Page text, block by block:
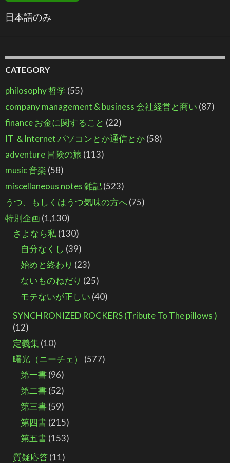
日本語のみ
CATEGORY
philosophy 哲学 (55)
company management & business 会社経営と商い (87)
finance お金に関すること (22)
IT ＆Internet パソコンとか通信とか(58)
adventure 冒険の旅 (113)
music 音楽 (58)
miscellaneous notes 雑記(523)
うつ、もしくはうつ気味の方へ(75)
特別企画(1,130)
さよなら私 (130)
自分なくし (39)
始めと終わり (23)
ないものねだり (25)
モテないが正しい (40)
SYNCHRONIZED ROCKERS (Tribute To The pillows )
(12)
定義集(10)
曙光（ニーチェ）
(577)
第一書(96)
第二書(52)
第三書(59)
第四書(215)
第五書(153)
質疑応答(11)